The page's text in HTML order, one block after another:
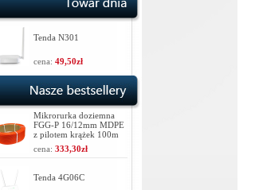
Tenda N301
cena: 49,50zł
Mikrorurka doziemna
FGG-P 16/12mm MDPE
z pilotem krążek 100m
cena: 333,30zł
Tenda 4G06C